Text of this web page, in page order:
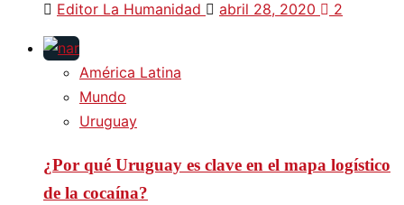
Editor La Humanidad abril 28, 2020 2
América Latina
Mundo
Uruguay
¿Por qué Uruguay es clave en el mapa logístico
de la cocaína?